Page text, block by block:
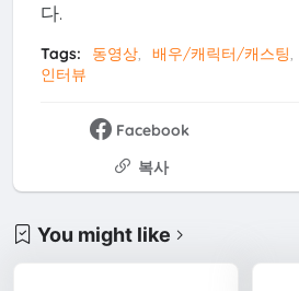
다.
Tags: 동영상 배우/캐릭터/캐스팅
인터뷰
Facebook
복사
You might like